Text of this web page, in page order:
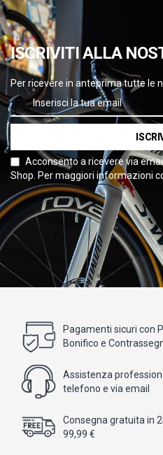
ISCRIVITI ALLA
Per ricevere in anteprima tutte le
Acconsento a ricevere via
Shop. Per maggiori informazioni
Pagamenti sicuri con
Bonifico e
Assistenza
telefono e via email
Consegna gratuita in
99,99 €